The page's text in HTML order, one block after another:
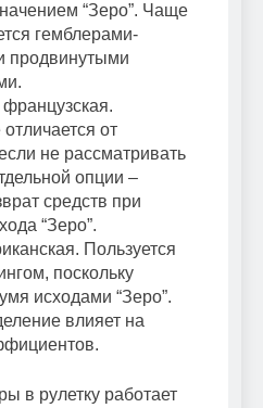
“Зеро”. Чаще
гемблерами-
продвинутыми
от
не рассматривать
опции –
средств при
“Зеро”.
Пользуется
поскольку
исходами “Зеро”.
влияет на
в рулетку работает